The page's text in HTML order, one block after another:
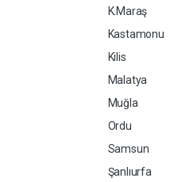
K.Maraş
Kastamonu
Kilis
Malatya
Muğla
Ordu
Samsun
Şanlıurfa